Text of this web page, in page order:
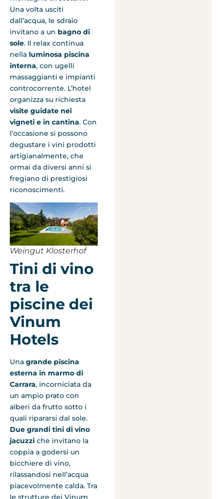
Una volta usciti
dall’acqua, le sdraio
invitano a un bagno di
sole. Il relax continua
nella luminosa piscina
interna, con ugelli
massaggianti e impianti
controcorrente. L’hotel
organizza su richiesta
visite guidate nei
vigneti e in cantina. Con
l’occasione si possono
degustare i vini prodotti
artigianalmente, che
ormai da diversi anni si
fregiano di prestigiosi
riconoscimenti.
Weingut Klosterhof
Tini di vino
tra le
piscine dei
Vinum
Hotels
Una grande piscina
esterna in marmo di
Carrara, incorniciata da
un ampio prato con
alberi da frutto sotto i
quali ripararsi dal sole.
Due grandi tini di vino
jacuzzi che invitano la
coppia a godersi un
bicchiere di vino,
rilassandosi nell’acqua
piacevolmente calda. Tra
le strutture dei Vinum